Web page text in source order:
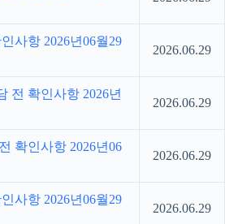
사항 2026년06월29
2026.06.29
전 확인사항 2026년
2026.06.29
확인사항 2026년06
2026.06.29
사항 2026년06월29
2026.06.29